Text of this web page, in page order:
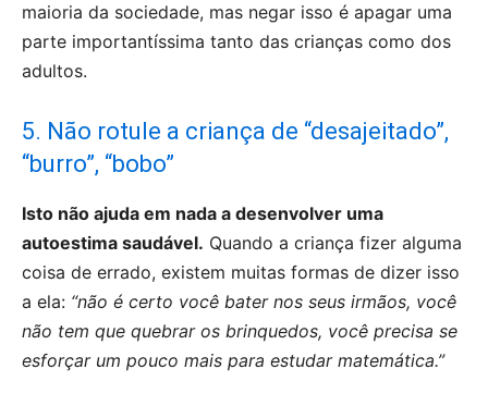
maioria da sociedade, mas negar isso é apagar uma
parte importantíssima tanto das crianças como dos
adultos.
5. Não rotule a criança de “desajeitado”,
“burro”, “bobo”
Isto não ajuda em nada a desenvolver uma
autoestima saudável. Quando a criança fizer alguma
coisa de errado, existem muitas formas de dizer isso
a ela: “não é certo você bater nos seus irmãos, você
não tem que quebrar os brinquedos, você precisa se
esforçar um pouco mais para estudar matemática.”